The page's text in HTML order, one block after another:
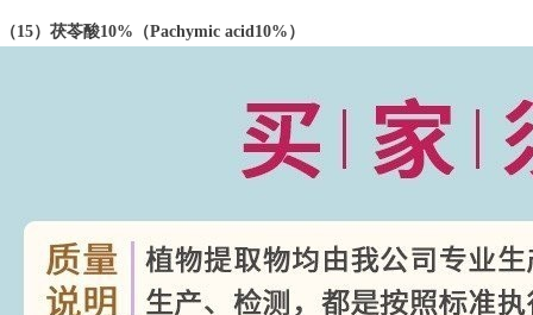
（15）茯苓酸10%（Pachymic acid10%）